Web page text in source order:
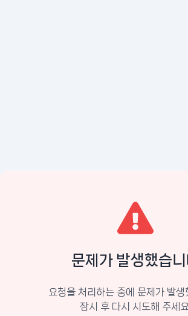
문제가 발생했습
요청을 처리하는 중에 문제가 발생
잠시 후 다시 시도해 주세요.